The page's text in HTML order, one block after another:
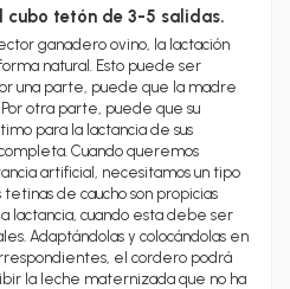
tetón de 3-5 salidas.
ganadero ovino, la lactación
natural. Esto puede ser
una parte, puede que la madre
otra parte, puede que su
para la lactancia de sus
Cuando queremos
artificial, necesitamos un tipo
de caucho son propicias
lactancia, cuando esta debe ser
Adaptándolas y colocándolas en
el cordero podrá
la leche maternizada que no ha